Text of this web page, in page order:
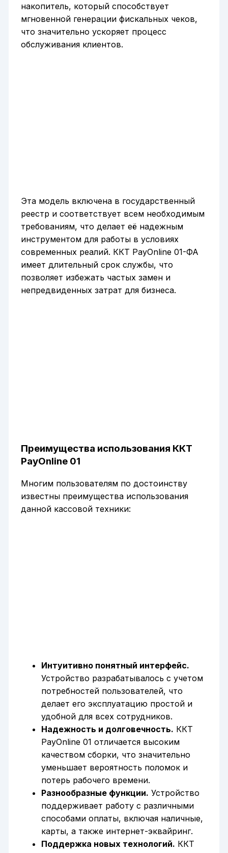
накопитель, который способствует
мгновенной генерации фискальных чеков,
что значительно ускоряет процесс
обслуживания клиентов.
Эта модель включена в государственный
реестр и соответствует всем необходимым
требованиям, что делает её надежным
инструментом для работы в условиях
современных реалий. ККТ PayOnline 01-ФА
имеет длительный срок службы, что
позволяет избежать частых замен и
непредвиденных затрат для бизнеса.
Преимущества использования ККТ
PayOnline 01
Многим пользователям по достоинству
известны преимущества использования
данной кассовой техники:
Интуитивно понятный интерфейс.
Устройство разрабатывалось с учетом
потребностей пользователей, что
делает его эксплуатацию простой и
удобной для всех сотрудников.
Надежность и долговечность. ККТ
PayOnline 01 отличается высоким
качеством сборки, что значительно
уменьшает вероятность поломок и
потерь рабочего времени.
Разнообразные функции. Устройство
поддерживает работу с различными
способами оплаты, включая наличные,
карты, а также интернет-эквайринг.
Поддержка новых технологий. ККТ